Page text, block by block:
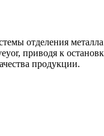
отделения
приводя к
продукции.